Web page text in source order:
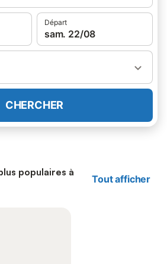
Départ
sam. 22/08
CHERCHER
populaires à
Tout afficher